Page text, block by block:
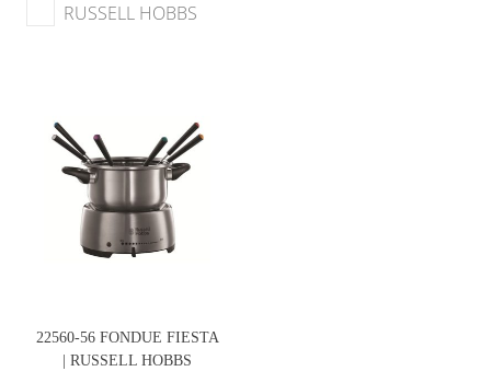
RUSSELL HOBBS
22560-56 FONDUE FIESTA
| RUSSELL HOBBS